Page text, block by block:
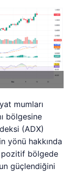
mumları
bölgesine
(ADX)
yönü hakkında
bölgede
güçlendiğini